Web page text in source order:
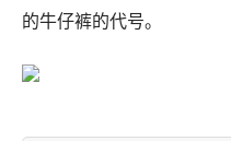
的牛仔裤的代号。